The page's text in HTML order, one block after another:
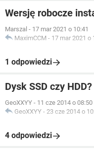
Wersję robocze
Marszal - 17 mar 2021 o 10:41
MaximCCM - 17 mar 2021 o
1 odpowiedzi
Dysk SSD czy HDD?
GeoXXYY - 11 cze 2014 o 08:50
GeoXXYY - 23 cze 2014 o
4 odpowiedzi